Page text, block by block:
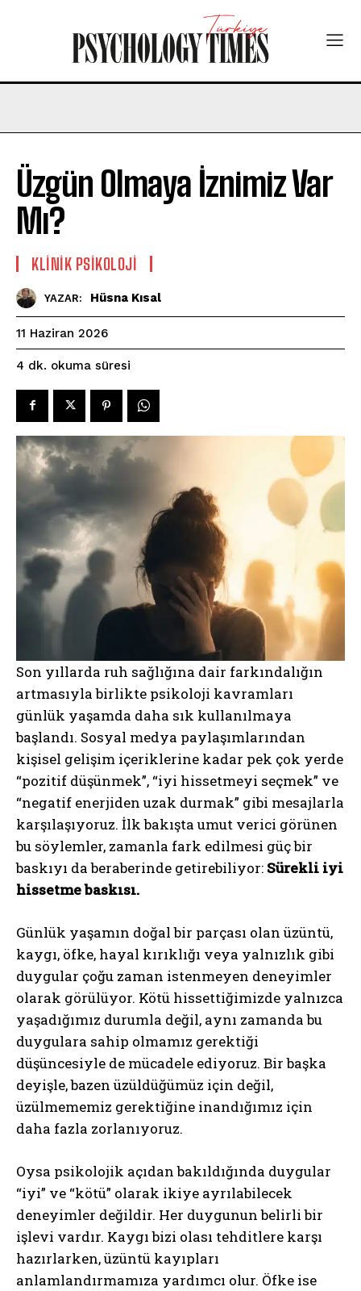
Üzgün Olmaya İznimiz Var
Mı?
KLINIK PSIKOLOJI
YAZAR: Hüsna Kısal
11 Haziran 2026
4 dk. okuma süresi
Son yıllarda ruh sağlığına dair farkındalığın
artmasıyla birlikte psikoloji kavramları
günlük yaşamda daha sık kullanılmaya
başlandı. Sosyal medya paylaşımlarından
kişisel gelişim içeriklerine kadar pek çok yerde
“pozitif düşünmek”, “iyi hissetmeyi seçmek” ve
“negatif enerjiden uzak durmak” gibi mesajlarla
karşılaşıyoruz. İlk bakışta umut verici görünen
bu söylemler, zamanla fark edilmesi güç bir
baskıyı da beraberinde getirebiliyor: Sürekli iyi
hissetme baskısı.
Günlük yaşamın doğal bir parçası olan üzüntü,
kaygı, öfke, hayal kırıklığı veya yalnızlık gibi
duygular çoğu zaman istenmeyen deneyimler
olarak görülüyor. Kötü hissettiğimizde yalnızca
yaşadığımız durumla değil, aynı zamanda bu
duygulara sahip olmamız gerektiği
düşüncesiyle de mücadele ediyoruz. Bir başka
deyişle, bazen üzüldüğümüz için değil,
üzülmememiz gerektiğine inandığımız için
daha fazla zorlanıyoruz.
Oysa psikolojik açıdan bakıldığında duygular
“iyi” ve “kötü” olarak ikiye ayrılabilecek
deneyimler değildir. Her duygunun belirli bir
işlevi vardır. Kaygı bizi olası tehditlere karşı
hazırlarken, üzüntü kayıpları
anlamlandırmamıza yardımcı olur. Öfke ise